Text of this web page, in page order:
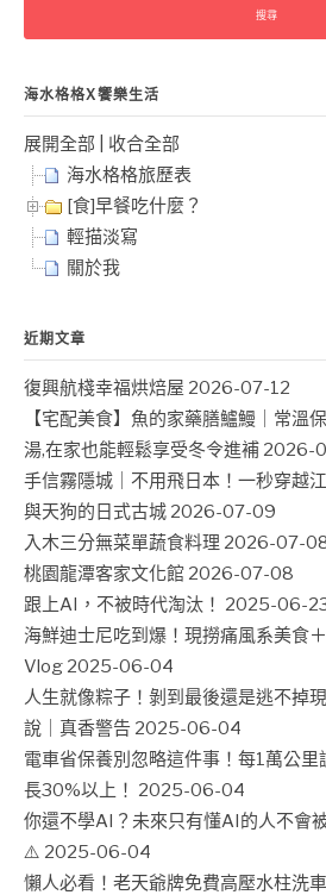
字:
海水格格X饗樂生活
展開全部
收合全部
海水格格旅歷表
[食]早餐吃什麼？
輕描淡寫
關於我
近期文章
復興航棧幸福烘焙屋 2026-07-12
【宅配美食】魚的家藥膳鱸鰻｜常溫
湯,在家也能輕鬆享受冬令進補 2026-
手信霧隱城｜不用飛日本！一秒穿越
與天狗的日式古城 2026-07-09
入木三分無菜單蔬食料理 2026-07-
桃園龍潭客家文化館 2026-07-08
跟上AI，不被時代淘汰！ 2025-06-
海鮮迪士尼吃到爆！現撈痛風系美食
Vlog 2025-06-04
人生就像粽子！剝到最後還是逃不掉
說｜真香警告 2025-06-04
電車省保養別忽略這件事！每1萬公
長30%以上！ 2025-06-04
你還不學AI？未來只有懂AI的人不會
⚠️ 2025-06-04
懶人必看！老天爺牌免費高壓水柱洗